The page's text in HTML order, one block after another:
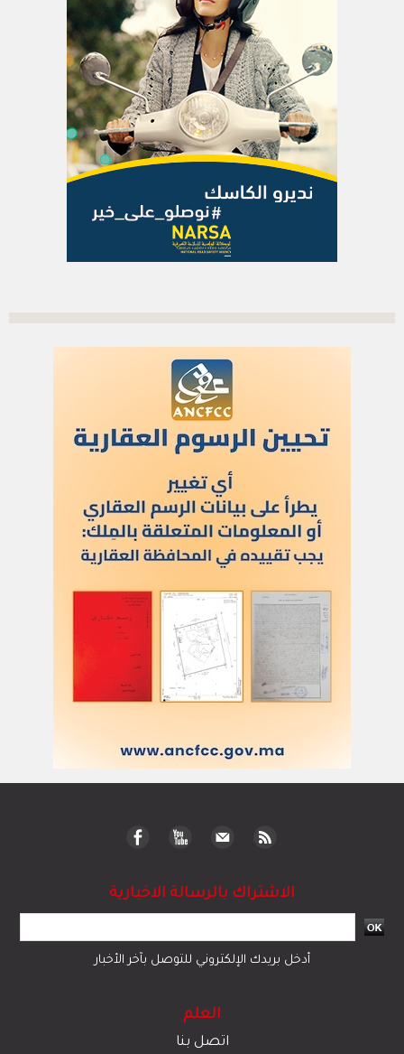
الاشتراك بالرسالة الاخبارية
أدخل بريدك الإلكتروني للتوصل بآخر الأخبار
العلم
اتصل بنا